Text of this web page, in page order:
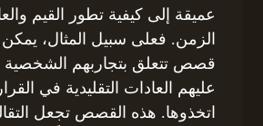
عميقة إلى كيفية تطور القيم
الزمن. فعلى سبيل المثال، يمكن
قصص تتعلق بتجاربهم
عليهم العادات التقليدية في
اتخذوها. هذه القصص تجعل